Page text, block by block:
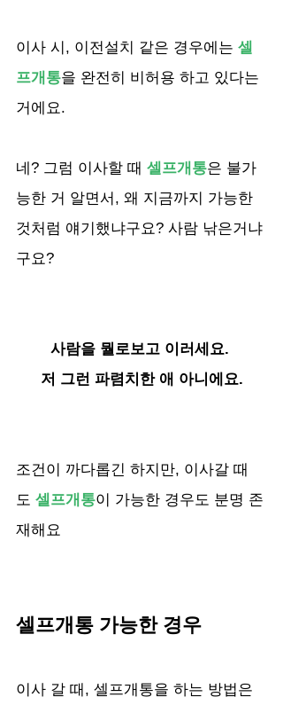
이사 시, 이전설치 같은 경우에는 셀
프개통을 완전히 비허용 하고 있다는
거에요.
네? 그럼 이사할 때 셀프개통은 불가
능한 거 알면서, 왜 지금까지 가능한
것처럼 얘기했냐구요? 사람 낚은거냐
구요?
사람을 뭘로보고 이러세요.
저 그런 파렴치한 애 아니에요.
조건이 까다롭긴 하지만, 이사갈 때
도 셀프개통이 가능한 경우도 분명 존
재해요
셀프개통 가능한 경우
이사 갈 때, 셀프개통을 하는 방법은